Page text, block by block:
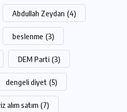
Abdullah Zeydan (4)
beslenme (3)
DEM Parti (3)
dengeli diyet (5)
alım satım (7)